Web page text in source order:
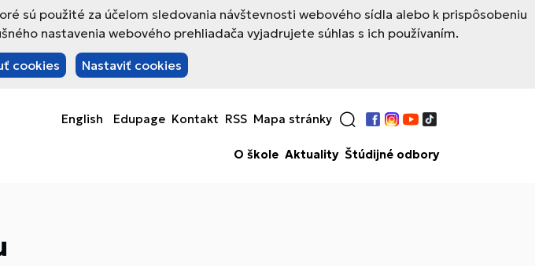
sú použité za účelom sledovania návštevnosti webového sídla alebo k prispôsobeniu
nastavenia webového prehliadača vyjadrujete súhlas s ich používaním.
cookies Nastaviť cookies
English Edupage Kontakt RSS Mapa stránky
Facebook
Instagram
YouTube
TikTok
O škole Aktuality Štúdijné odbory